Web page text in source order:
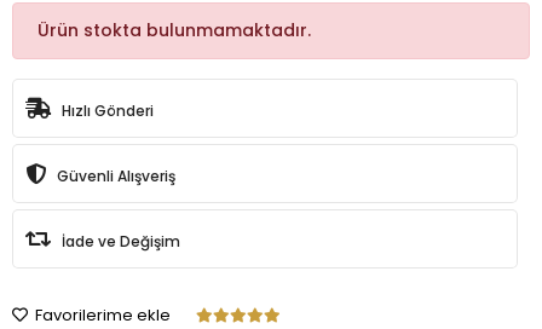
Ürün stokta bulunmamaktadır.
Hızlı Gönderi
Güvenli Alışveriş
İade ve Değişim
Favorilerime ekle